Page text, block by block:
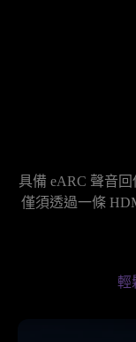
具備 eARC 聲音回
僅須透過一條
輕